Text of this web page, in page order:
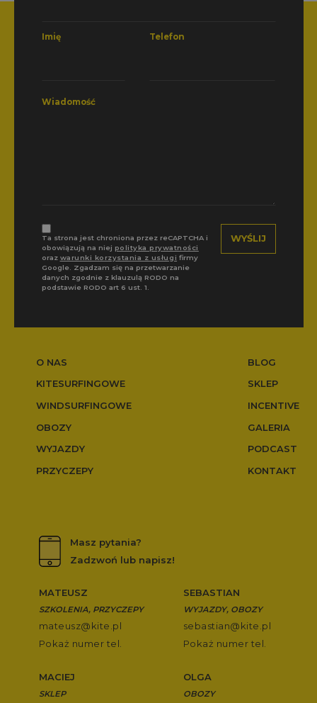
O NAS
KITESURFINGOWE
WINDSURFINGOWE
OBOZY
WYJAZDY
PRZYCZEPY
BLOG
SKLEP
INCENTIVE
GALERIA
PODCAST
KONTAKT
Masz pytania?
Zadzwoń lub napisz!
MATEUSZ
SZKOLENIA, PRZYCZEPY
mateusz@kite.pl
Pokaż numer tel.
MACIEJ
SKLEP
SEBASTIAN
WYJAZDY, OBOZY
sebastian@kite.pl
Pokaż numer tel.
OLGA
OBOZY
Imię Telefon
Wiadomość
Ta strona jest chroniona przez reCAPTCHA i
obowiązują na niej polityka prywatności
oraz warunki korzystania z usługi firmy
Google. Zgadzam się na przetwarzanie
danych zgodnie z klauzulą RODO na
podstawie RODO art 6 ust. 1.